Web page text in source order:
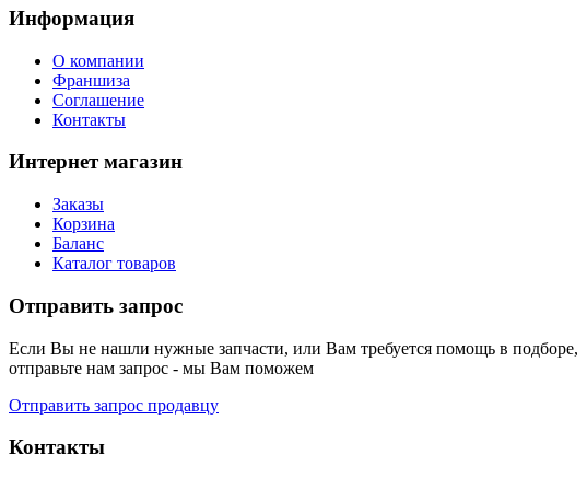
Информация
О компании
Франшиза
Соглашение
Контакты
Интернет магазин
Заказы
Корзина
Баланс
Каталог товаров
Отправить запрос
Если Вы не нашли нужные запчасти, или Вам требуется помощь в подборе,
отправьте нам запрос - мы Вам поможем
Отправить запрос продавцу
Контакты